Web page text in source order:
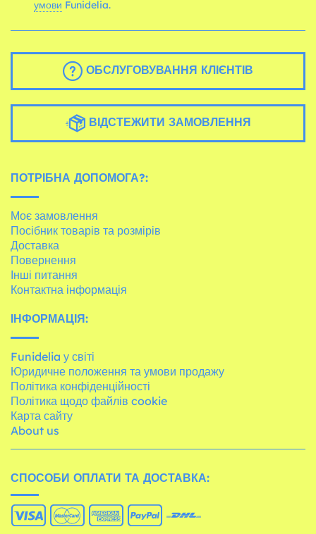
умови Funidelia.
ОБСЛУГОВУВАННЯ КЛІЄНТІВ
ВІДСТЕЖИТИ ЗАМОВЛЕННЯ
ПОТРІБНА ДОПОМОГА?:
Моє замовлення
Посібник товарів та розмірів
Доставка
Повернення
Інші питання
Контактна інформація
ІНФОРМАЦІЯ:
Funidelia у світі
Юридичне положення та умови продажу
Політика конфіденційності
Політика щодо файлів cookie
Карта сайту
About us
СПОСОБИ ОПЛАТИ ТА ДОСТАВКА: